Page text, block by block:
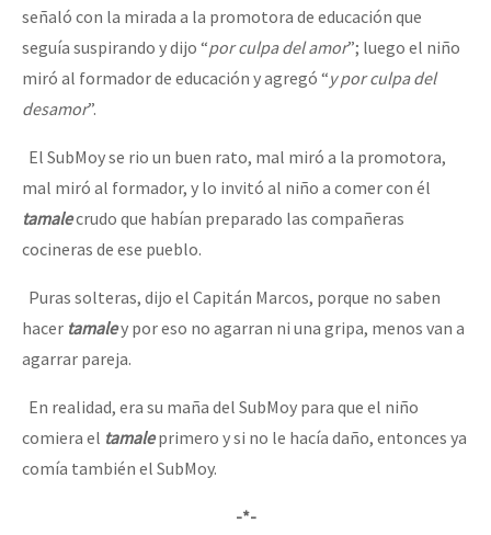
señaló con la mirada a la promotora de educación que
seguía suspirando y dijo “por culpa del amor”; luego el niño
miró al formador de educación y agregó “y por culpa del
desamor”.
El SubMoy se rio un buen rato, mal miró a la promotora,
mal miró al formador, y lo invitó al niño a comer con él
tamalecrudo que habían preparado las compañeras
cocineras de ese pueblo.
Puras solteras, dijo el Capitán Marcos, porque no saben
hacer tamaley por eso no agarran ni una gripa, menos van a
agarrar pareja.
En realidad, era su maña del SubMoy para que el niño
comiera el tamaleprimero y si no le hacía daño, entonces ya
comía también el SubMoy.
-*-